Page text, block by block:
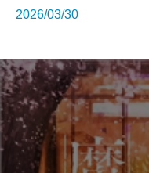
2026/03/30